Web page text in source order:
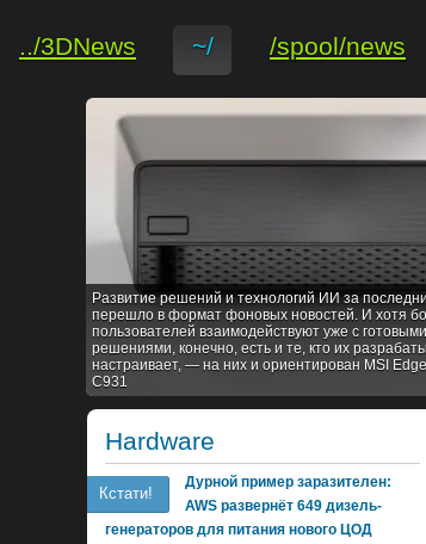
../3DNews ~/ /spool/news
Развитие решений и технологий ИИ за
перешло в формат фоновых новостей. И хотя
пользователей взаимодействуют уже с
решениями, конечно, есть и те, кто их
настраивает, — на них и ориентирован MSI
C931
Hardware
Кстати!
Дурной пример заразителен:
AWS развернёт 649 дизель-
генераторов для питания нового ЦОД